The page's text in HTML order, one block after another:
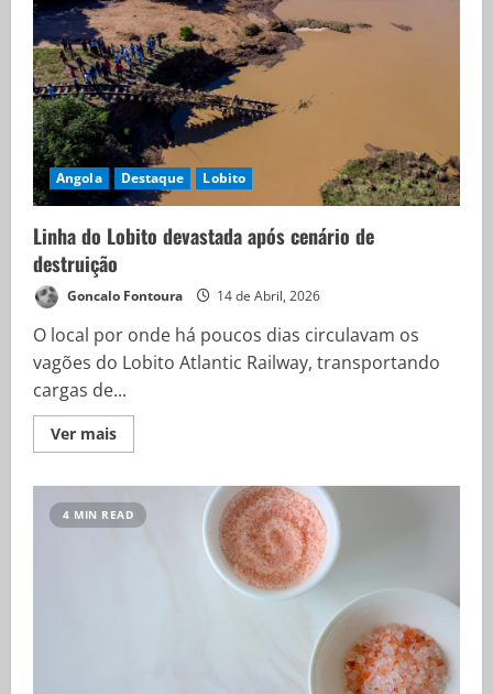
Angola Destaque Lobito
Linha do Lobito devastada após cenário de
destruição
Goncalo Fontoura 14 de Abril, 2026
O local por onde há poucos dias circulavam os
vagões do Lobito Atlantic Railway, transportando
cargas de...
Ver mais
4 MIN READ